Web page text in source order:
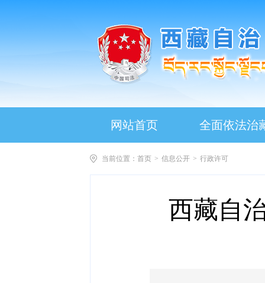
网站首页 全面依法治
当前位置： 首页 > 信息公开 > 行政许可
西藏自